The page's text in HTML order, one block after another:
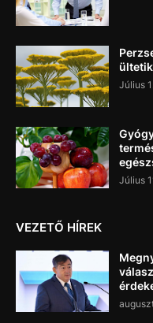
Július
Július
VEZETŐ HÍREK